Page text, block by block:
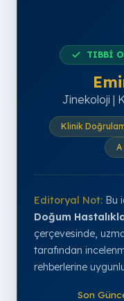
TIBBİ
Jinekoloji |
Klinik
A
Editoryal Not: Bu
Doğum
çerçevesinde,
tarafından
rehberlerine
Son